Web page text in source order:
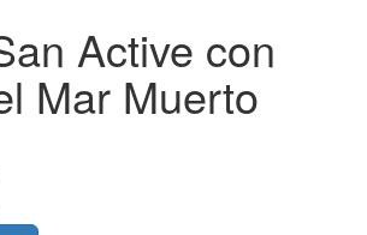
Active con
Mar Muerto